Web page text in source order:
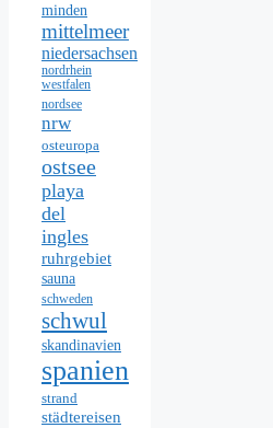
minden
mittelmeer
niedersachsen
nordrhein
westfalen
nordsee
nrw
osteuropa
ostsee
playa
del
ingles
ruhrgebiet
sauna
schweden
schwul
skandinavien
spanien
strand
städtereisen